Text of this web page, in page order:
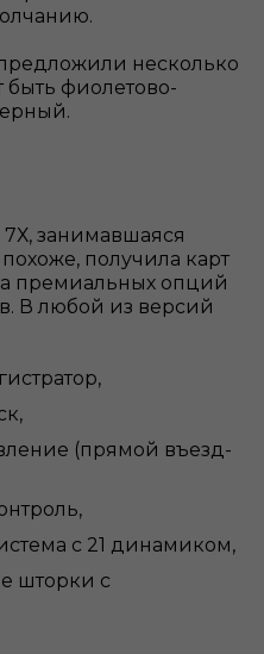
несколько
быть фиолетово-
занимавшаяся
получила карт
премиальных опций
В любой из версий
(прямой въезд-
с 21 динамиком,
шторки с